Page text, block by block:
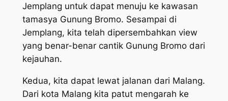
Jemplang untuk dapat menuju ke kawasan
tamasya Gunung Bromo. Sesampai di
Jemplang, kita telah dipersembahkan view
yang benar-benar cantik Gunung Bromo dari
kejauhan.
Kedua, kita dapat lewat jalanan dari Malang.
Dari kota Malang kita patut mengarah ke